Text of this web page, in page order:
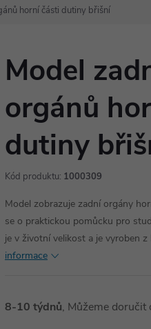
horní části dutiny břišní
Model
orgánů
dutiny
Kód produktu: 1000309
Model zobrazuje zadní orgány
se o praktickou pomůcku pro
je v životní velikost a je vyroben
informace
8-10 týdnů